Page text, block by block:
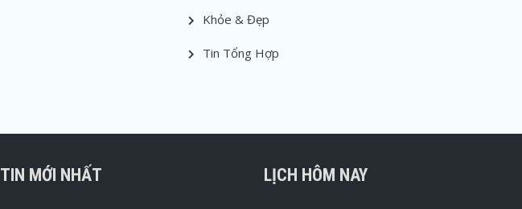
Khỏe & Đẹp
Tin Tổng Hợp
TIN MỚI NHẤT LỊCH HÔM NAY